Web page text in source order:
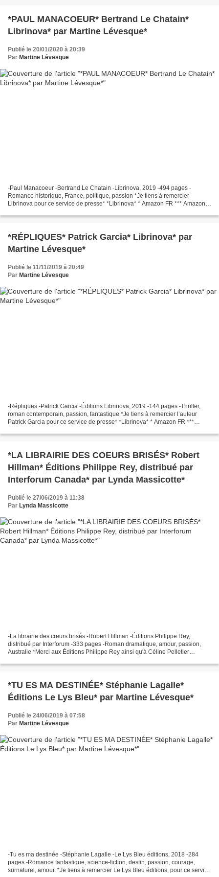
*PAUL MANACOEUR* Bertrand Le Chatain*
Librinova* par Martine Lévesque*
Publié le 20/01/2020 à 20:39
Par Martine Lévesque
-Paul Manacoeur -Bertrand Le Chatain -Librinova, 2019 -494 pages -
Romance historique, France, politique, passion *Je tiens à remercier
Librinova pour ce service de presse* *Librinova* * Amazon FR *** Amazon
*RÉPLIQUES* Patrick Garcia* Librinova* par
Martine Lévesque*
Publié le 11/11/2019 à 20:49
Par Martine Lévesque
-Répliques -Patrick Garcia -Éditions Librinova, 2019 -144 pages -Thriller,
roman contemporain, passion, fantastique *Je tiens à remercier l’auteur
Patrick Garcia pour ce service de presse* *Librinova* * Amazon FR ***
*LA LIBRAIRIE DES COEURS BRISÉS* Robert
Hillman* Éditions Philippe Rey, distribué par
Interforum Canada* par Lynda Massicotte*
Publié le 27/06/2019 à 11:38
Par Lynda Massicotte
-La librairie des cœurs brisés -Robert Hillman -Éditions Philippe Rey,
distribué par Interforum -333 pages -Roman dramatique, amour, passion,
Australie *Merci aux Éditions Philippe Rey ainsi qu'à Céline Pelletier
*TU ES MA DESTINÉE* Stéphanie Lagalle*
Éditions Le Lys Bleu* par Martine Lévesque*
Publié le 24/06/2019 à 07:58
Par Martine Lévesque
-Tu es ma destinée -Stéphanie Lagalle -Le Lys Bleu éditions, 2018 -284
pages -Romance fantastique, science-fiction, destin, passion, courage,
surnaturel, amour. *Je tiens à remercier Le Lys Bleu éditions, pour ce service